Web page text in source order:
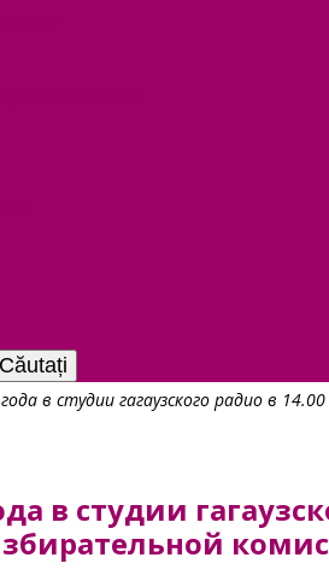
в студии гагаузского радио в
в студии